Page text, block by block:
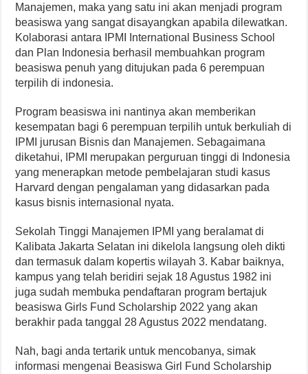
Manajemen, maka yang satu ini akan menjadi program
beasiswa yang sangat disayangkan apabila dilewatkan.
Kolaborasi antara IPMI International Business School
dan Plan Indonesia berhasil membuahkan program
beasiswa penuh yang ditujukan pada 6 perempuan
terpilih di indonesia.
Program beasiswa ini nantinya akan memberikan
kesempatan bagi 6 perempuan terpilih untuk berkuliah di
IPMI jurusan Bisnis dan Manajemen. Sebagaimana
diketahui, IPMI merupakan perguruan tinggi di Indonesia
yang menerapkan metode pembelajaran studi kasus
Harvard dengan pengalaman yang didasarkan pada
kasus bisnis internasional nyata.
Sekolah Tinggi Manajemen IPMI yang beralamat di
Kalibata Jakarta Selatan ini dikelola langsung oleh dikti
dan termasuk dalam kopertis wilayah 3. Kabar baiknya,
kampus yang telah beridiri sejak 18 Agustus 1982 ini
juga sudah membuka pendaftaran program bertajuk
beasiswa Girls Fund Scholarship 2022 yang akan
berakhir pada tanggal 28 Agustus 2022 mendatang.
Nah, bagi anda tertarik untuk mencobanya, simak
informasi mengenai Beasiswa Girl Fund Scholarship